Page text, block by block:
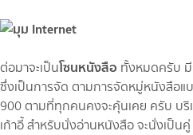
ต่อมาจะเป็นโซนหนังสือ ทั้งหมดครับ มี
ซึ่งเป็นการจัด ตามการจัดหมู่หนังสือ
900 ตามที่ทุกคนคงจะคุ้นเคย ครับ บริ
เก้าอี้ สำหรับนั่งอ่านหนังสือ จะนั่งเป็น